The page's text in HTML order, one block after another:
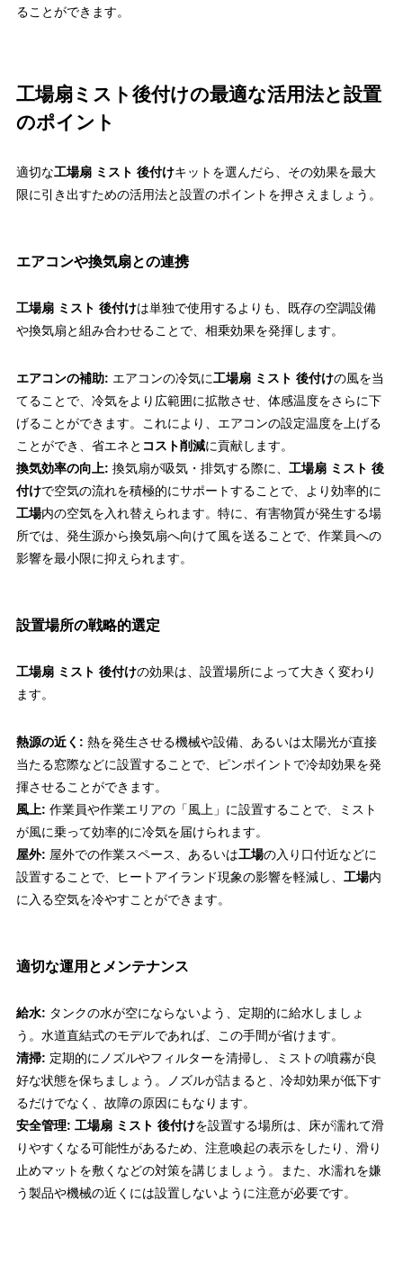
ることができます。
工場扇ミスト後付けの最適な活用法と設置
のポイント
適切な工場扇 ミスト 後付けキットを選んだら、その効果を最大
限に引き出すための活用法と設置のポイントを押さえましょう。
エアコンや換気扇との連携
工場扇 ミスト 後付けは単独で使用するよりも、既存の空調設備
や換気扇と組み合わせることで、相乗効果を発揮します。
エアコンの補助: エアコンの冷気に工場扇 ミスト 後付けの風を当
てることで、冷気をより広範囲に拡散させ、体感温度をさらに下
げることができます。これにより、エアコンの設定温度を上げる
ことができ、省エネと コスト削減に貢献します。
換気効率の向上: 換気扇が吸気・排気する際に、 工場扇 ミスト 後
付けで空気の流れを積極的にサポートすることで、より効率的に
工場内の空気を入れ替えられます。特に、有害物質が発生する場
所では、発生源から換気扇へ向けて風を送ることで、作業員への
影響を最小限に抑えられます。
設置場所の戦略的選定
工場扇 ミスト 後付けの効果は、設置場所によって大きく変わり
ます。
熱源の近く: 熱を発生させる機械や設備、あるいは太陽光が直接
当たる窓際などに設置することで、ピンポイントで冷却効果を発
揮させることができます。
風上: 作業員や作業エリアの「風上」に設置することで、ミスト
が風に乗って効率的に冷気を届けられます。
屋外: 屋外での作業スペース、あるいは工場の入り口付近などに
設置することで、ヒートアイランド現象の影響を軽減し、 工場内
に入る空気を冷やすことができます。
適切な運用とメンテナンス
給水: タンクの水が空にならないよう、定期的に給水しましょ
う。水道直結式のモデルであれば、この手間が省けます。
清掃: 定期的にノズルやフィルターを清掃し、ミストの噴霧が良
好な状態を保ちましょう。ノズルが詰まると、冷却効果が低下す
るだけでなく、故障の原因にもなります。
安全管理: 工場扇 ミスト 後付けを設置する場所は、床が濡れて滑
りやすくなる可能性があるため、注意喚起の表示をしたり、滑り
止めマットを敷くなどの対策を講じましょう。また、水濡れを嫌
う製品や機械の近くには設置しないように注意が必要です。